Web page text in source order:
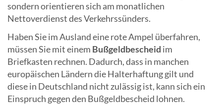
sondern orientieren sich am monatlichen
Nettoverdienst des Verkehrssünders.
Haben Sie im Ausland eine rote Ampel überfahren,
müssen Sie mit einem Bußgeldbescheid im
Briefkasten rechnen. Dadurch, dass in manchen
europäischen Ländern die Halterhaftung gilt und
diese in Deutschland nicht zulässig ist, kann sich ein
Einspruch gegen den Bußgeldbescheid lohnen.